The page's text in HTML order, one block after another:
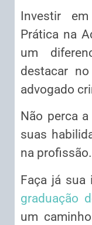
Investir
Prática na
um
destacar
advogado
Não perca
suas
na profissão.
Faça já sua
graduação
um